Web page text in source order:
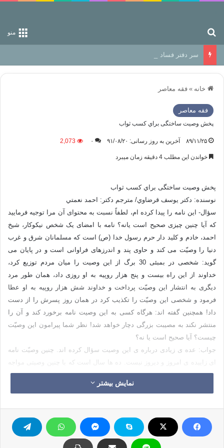
منو
سر دفتر فساد در زمین‌، دوری وکناره‌گیری از راه خداست‌!
خانه » فقه معاصر
فقه معاصر
پخش وصیت ساختگی براي كسب ثواب
۸۹/۱۱/۲۵ آخرین به روز رسانی: ۹۱/۰۸/۲۰ ۰ 2,073
خواندن این مطلب 4 دقیقه زمان میبرد
پخش وصیت ساختگی براي كسب ثواب
نوسنده: دكتر يوسف قرضاوي/ مترجم دكتر: احمد نعمتي
سؤال- این نامه را پیدا کرده ام، لطفاً نسبت به محتوای آن مرا توجیه فرمایید
که آیا چنین چیزی صحیح است یانه؟ نامه با امضای یک شخص نیکوکار، شیخ
احمد، خادم و کلید دار حرم رسول خدا (ص) است که مسلمانان شرق و غرب
دنیا را وصیّت می کند و حاوی پند و اندرزهای فراوانی است و در پایان می
گوید: شخصی در بمبئی 30 برگ از این وصیت را میان مردم توزیع کرد،
خداوند از این راه بیست و پنج هزار روپیه به او روزی داد، همان طور مرد
دیگری به انتشار این وصیّت پرداخت و خداوند شش هزار روپیه به او عطا
فرمود و شخصی این وصیّت را تکذیب کرد در همان روز پسرش را از دست
داد! همچنین گفته اند: هرگاه کسی به این وصیت نامه برخورد کند و آن را
منتشر نکند به مصیبت بزرگی دچار خواهد شد! نظر شما پیرامون این وصیّت
چیست؟ آیا صحیح است یا نه؟
جواب: عده ی زیادی درباره ی این وصیت سؤال کرده اند. چنین وصیّت نامه
ای زاییده ی امروز و دیروز نیست. ده ها سال است که با چنین وصیتی مواجه
هستیم. این وصیّت به یک شخص خیالی به نام شیخ احمد کلیددار حرم نبوی
نسبت داده می شود، مدت ها در مدینه و حجاز پیرامون چنین نام و نشان و از
چنین شخصی را دیده و نه خبری از او در دست می باشد، ولی از سوی دیگر
چنین وصیّت غم باری میان مسلمانان شایع و پراکنده می گردد. وصیّت دارای
نمایش بیشتر